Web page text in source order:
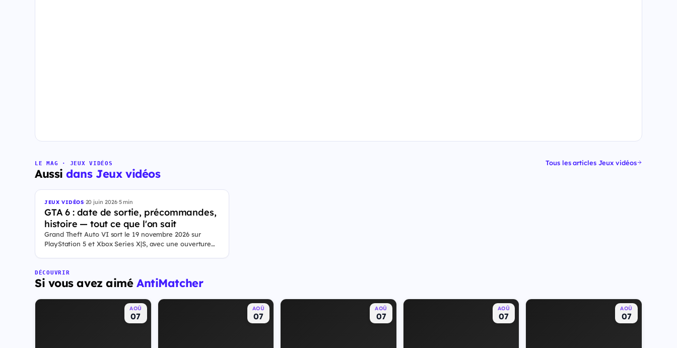
LE MAG · JEUX VIDÉOS
Aussidans Jeux vidéos
Tous les articles Jeux vidéos
JEUX VIDÉOS·20 juin 2026·5 min
GTA 6 : date de sortie, précommandes,
histoire — tout ce que l'on sait
Grand Theft Auto VI sort le 19 novembre 2026 sur
PlayStation 5 et Xbox Series X|S, avec une ouverture
City. Il met en scène pour la première fois un duo de
protagonistes jouables, Jason et Lucia, cette dernière
DÉCOUVRIR
Si vous avez aiméAntiMatcher
AOÛ
07
AOÛ
07
AOÛ
07
AOÛ
07
AOÛ
07